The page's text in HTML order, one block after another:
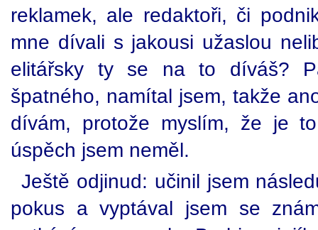
reklamek, ale redaktoři, či
mne dívali s jakousi užaslou
elitářsky ty se na to díváš?
špatného, namítal jsem, takže
dívám, protože myslím, že je
úspěch jsem neměl.
Ještě odjinud: učinil jsem
pokus a vyptával jsem se